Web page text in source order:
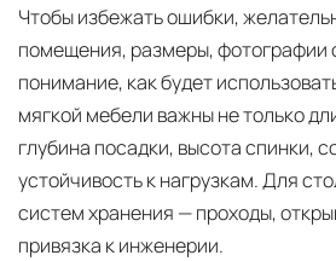
Чтобы избежать ошибки,
помещения, размеры, фотографии
понимание, как будет
мягкой мебели важны не только
глубина посадки, высота спинки,
устойчивость к нагрузкам. Для
систем хранения — проходы,
привязка к инженерии.